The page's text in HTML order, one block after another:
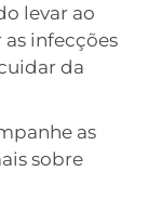
levar ao
infecções
da
as
sobre